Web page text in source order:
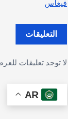
فيغاس
التعليقات
لا توجد تعليقات
AR